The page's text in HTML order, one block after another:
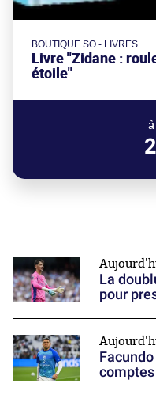
BOUTIQUE SO - LIVRES
Livre "Zidane :
étoile"
La
pour